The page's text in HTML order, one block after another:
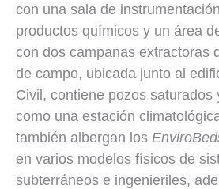
con una sala de
productos químicos y un área
con dos campanas extractoras
de campo, ubicada junto al
Civil, contiene pozos saturados
como una estación
también albergan los
en varios modelos físicos de
subterráneos e ingenieriles,